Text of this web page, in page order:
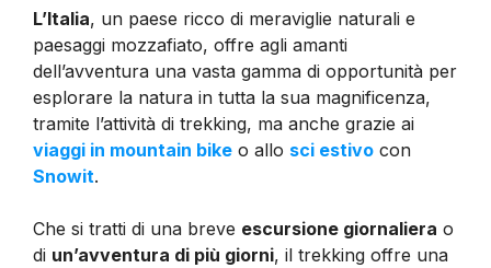
L’Italia, un paese ricco di meraviglie naturali e
paesaggi mozzafiato, offre agli amanti
dell’avventura una vasta gamma di opportunità per
esplorare la natura in tutta la sua magnificenza,
tramite l’attività di trekking, ma anche grazie ai
viaggi in mountain bike o allo sci estivo con
Snowit.
Che si tratti di una breve escursione giornaliera o
di un’avventura di più giorni, il trekking offre una